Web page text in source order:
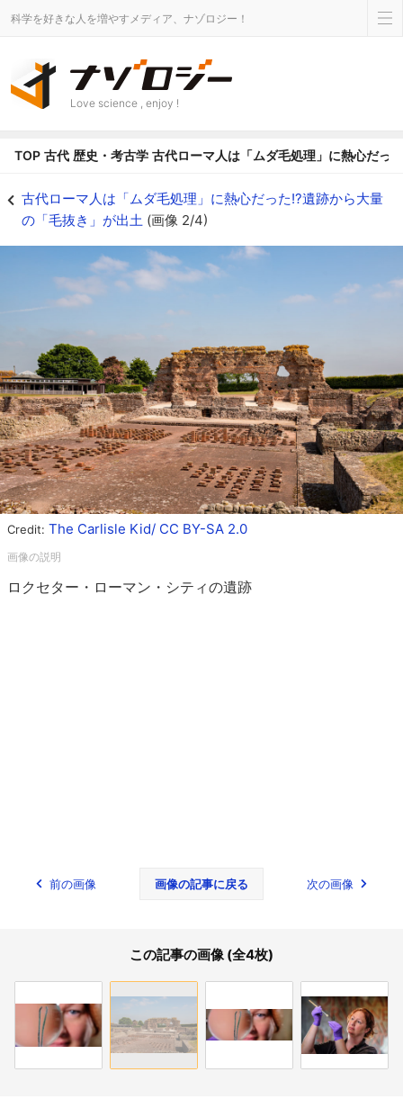
科学を好きな人を増やすメディア、ナゾロジー！
Love science , enjoy !
TOP 古代 歴史・考古学 古代ローマ人は「ムダ毛処理」に熱心だっ
古代ローマ人は「ムダ毛処理」に熱心だった!?遺跡から大量
の「毛抜き」が出土 (画像 2/4)
Credit: The Carlisle Kid/ CC BY-SA 2.0
ロクセター・ローマン・シティの遺跡
前の画像 画像の記事に戻る 次の画像
この記事の画像 (全4枚)